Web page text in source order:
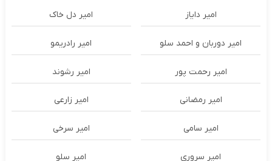
امیر دایاز امیر دل خاک
امیر دوربان و احمد سلو امیر رادریمو
امیر رحمت پور امیر رشوند
امیر رمضانی امیر زارعی
امیر سامی امیر سرخی
امیر سروری امیر سلو